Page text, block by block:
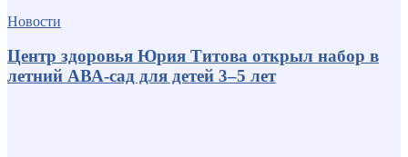
Новости
Центр здоровья Юрия Титова открыл набор в
летний АВА-сад для детей 3–5 лет